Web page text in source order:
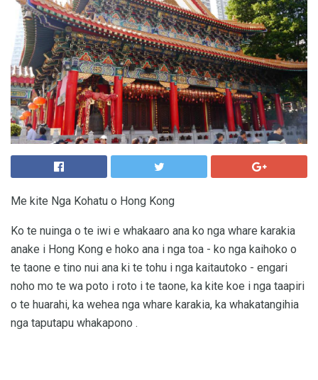
Me kite Nga Kohatu o Hong Kong
Ko te nuinga o te iwi e whakaaro ana ko nga whare karakia
anake i Hong Kong e hoko ana i nga toa - ko nga kaihoko o
te taone e tino nui ana ki te tohu i nga kaitautoko - engari
noho mo te wa poto i roto i te taone, ka kite koe i nga taapiri
o te huarahi, ka wehea nga whare karakia, ka whakatangihia
nga taputapu whakapono .